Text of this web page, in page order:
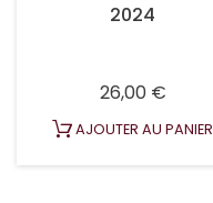
2024
26,00 €Prix
AJOUTER AU PANIER